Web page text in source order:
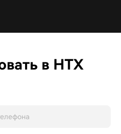
в HTX